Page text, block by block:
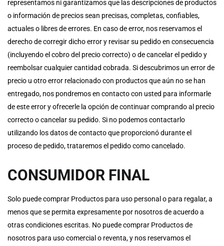
representamos ni garantizamos que las descripciones de productos
o información de precios sean precisas, completas, confiables,
actuales o libres de errores. En caso de error, nos reservamos el
derecho de corregir dicho error y revisar su pedido en consecuencia
(incluyendo el cobro del precio correcto) o de cancelar el pedido y
reembolsar cualquier cantidad cobrada. Si descubrimos un error de
precio u otro error relacionado con productos que aún no se han
entregado, nos pondremos en contacto con usted para informarle
de este error y ofrecerle la opción de continuar comprando al precio
correcto o cancelar su pedido. Si no podemos contactarlo
utilizando los datos de contacto que proporcionó durante el
proceso de pedido, trataremos el pedido como cancelado.
CONSUMIDOR FINAL
Solo puede comprar Productos para uso personal o para regalar, a
menos que se permita expresamente por nosotros de acuerdo a
otras condiciones escritas. No puede comprar Productos de
nosotros para uso comercial o reventa, y nos reservamos el